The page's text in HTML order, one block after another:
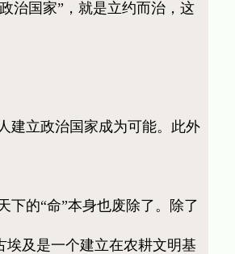
治国家”，就是立约而治，这
立政治国家成为可能。此外
的“命”本身也废除了。除了
及是一个建立在农耕文明基